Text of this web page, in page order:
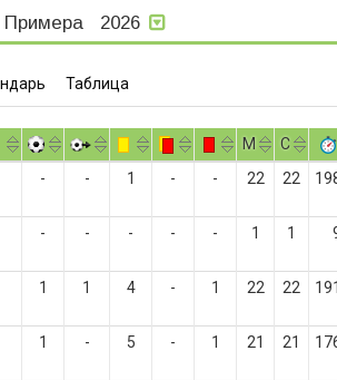
Примера 2026
Таблица
M
С
- - 1 - - 22 22
- - - - - 1 1
1 1 4 - 1 22 22
1 - 5 - 1 21 21